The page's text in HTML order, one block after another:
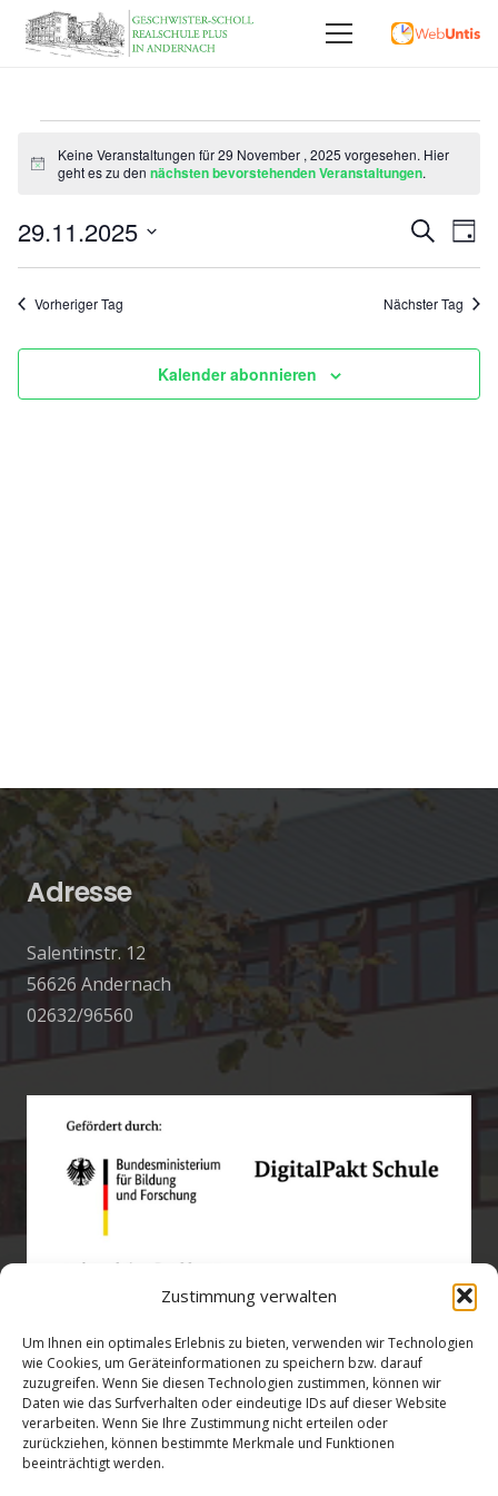
Zustimmung verwalten
Um Ihnen ein optimales Erlebnis zu bieten, verwenden wir Technologien
wie Cookies, um Geräteinformationen zu speichern bzw. darauf
zuzugreifen. Wenn Sie diesen Technologien zustimmen, können wir
Daten wie das Surfverhalten oder eindeutige IDs auf dieser Website
verarbeiten. Wenn Sie Ihre Zustimmung nicht erteilen oder
zurückziehen, können bestimmte Merkmale und Funktionen
beeinträchtigt werden.
Veranstaltungen
Für
29
November
,
2025
Hinweis
Keine Veranstaltungen für 29 November , 2025 vorgesehen. Hier
geht es zu den nächsten bevorstehenden Veranstaltungen.
und
SucheTag
29.11.2025
Datum
wählen.
Vorheriger Tag Nächster Tag
Kalender abonnieren
Adresse
Salentinstr. 12
56626 Andernach
02632/96560
Öffnungszeiten